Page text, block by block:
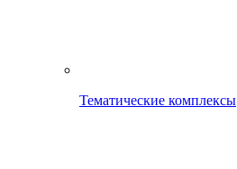
Тематические комплексы